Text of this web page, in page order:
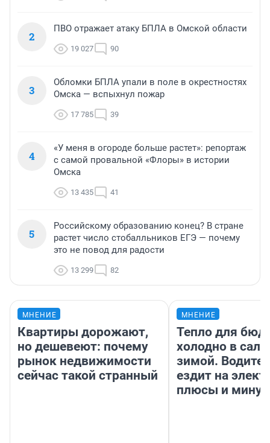
2
ПВО отражает атаку БПЛА в Омской области
19 027 90
3
Обломки БПЛА упали в поле в окрестностях
Омска — вспыхнул пожар
17 785 39
4
«У меня в огороде больше растет»: репортаж
с самой провальной «Флоры» в истории
Омска
13 435 41
5
Российскому образованию конец? В стране
растет число стобалльников ЕГЭ — почему
это не повод для радости
13 299 82
МНЕНИЕ
Квартиры дорожают,
но дешевеют: почему
рынок недвижимости
сейчас такой странный
МНЕНИЕ
Тепло для
холодно в
зимой.
ездит на
плюсы и